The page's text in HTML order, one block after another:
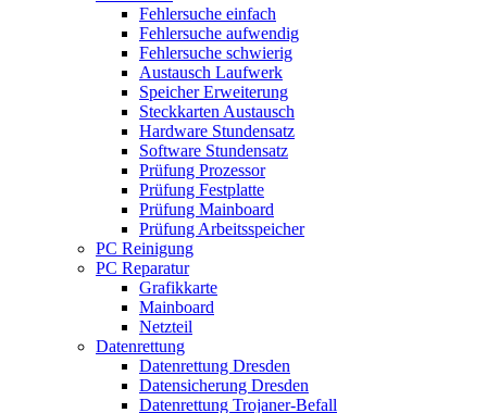
Fehlersuche einfach
Fehlersuche aufwendig
Fehlersuche schwierig
Austausch Laufwerk
Speicher Erweiterung
Steckkarten Austausch
Hardware Stundensatz
Software Stundensatz
Prüfung Prozessor
Prüfung Festplatte
Prüfung Mainboard
Prüfung Arbeitsspeicher
PC Reinigung
PC Reparatur
Grafikkarte
Mainboard
Netzteil
Datenrettung
Datenrettung Dresden
Datensicherung Dresden
Datenrettung Trojaner-Befall